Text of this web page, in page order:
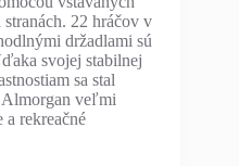
22 hráčov v
držadlami sú
svojej stabilnej
sa stal
Almorgan veľmi
rekreačné